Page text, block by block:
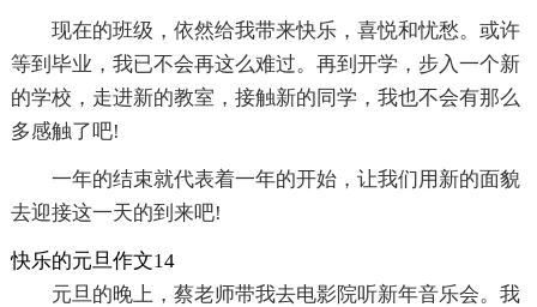
现在的班级，依然给我带来快乐，喜悦和忧愁。或许
等到毕业，我已不会再这么难过。再到开学，步入一个新
的学校，走进新的教室，接触新的同学，我也不会有那么
多感触了吧!
一年的结束就代表着一年的开始，让我们用新的面貌
去迎接这一天的到来吧!
快乐的元旦作文14
元旦的晚上，蔡老师带我去电影院听新年音乐会。我